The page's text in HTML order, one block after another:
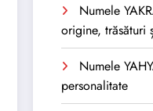
Numele
origine, trăsături
Numele
personalitate